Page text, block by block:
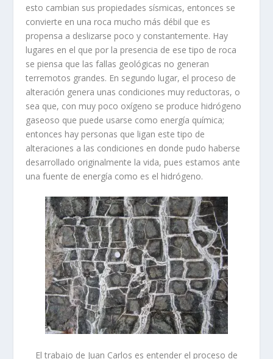
esto cambian sus propiedades sísmicas, entonces se
convierte en una roca mucho más débil que es
propensa a deslizarse poco y constantemente. Hay
lugares en el que por la presencia de ese tipo de roca
se piensa que las fallas geológicas no generan
terremotos grandes. En segundo lugar, el proceso de
alteración genera unas condiciones muy reductoras, o
sea que, con muy poco oxígeno se produce hidrógeno
gaseoso que puede usarse como energía química;
entonces hay personas que ligan este tipo de
alteraciones a las condiciones en donde pudo haberse
desarrollado originalmente la vida, pues estamos ante
una fuente de energía como es el hidrógeno.
El trabajo de Juan Carlos es entender el proceso de